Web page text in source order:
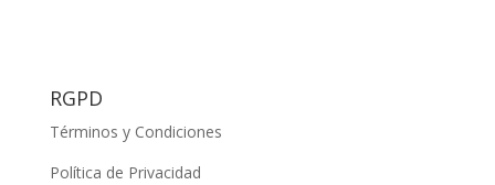
RGPD
Términos y Condiciones
Política de Privacidad